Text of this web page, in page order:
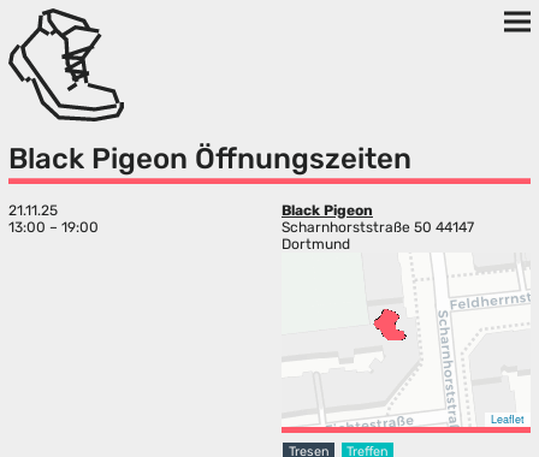
Black Pigeon Öffnungszeiten
21.11.25
13:00 – 19:00
Black Pigeon
Scharnhorststraße 50 44147
Dortmund
Leaflet
Tresen Treffen